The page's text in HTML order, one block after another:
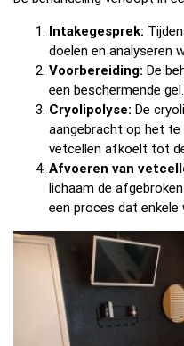
Intakegesprek:
doelen en analyseren
Voorbereiding: De
een beschermende gel.
Cryolipolyse: De
aangebracht op het te
vetcellen afkoelt tot
Afvoeren van
lichaam de
een proces dat enkele